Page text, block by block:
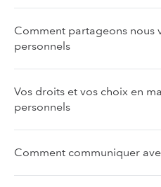
Comment partageons nous
personnels
Vos droits et vos choix en
personnels
Comment communiquer